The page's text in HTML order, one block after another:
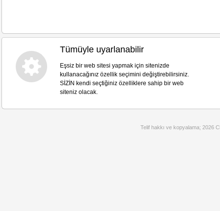
Tümüyle uyarlanabilir
Eşsiz bir web sitesi yapmak için sitenizde
kullanacağınız özellik seçimini değiştirebilirsiniz.
SİZİN kendi seçtiğiniz özelliklere sahip bir web
siteniz olacak.
Telif hakkı ve kopyalama; 2026